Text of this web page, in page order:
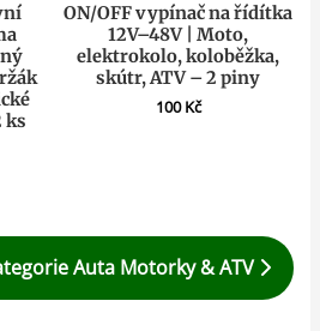
ks
ON/OFF vypínač na řídítka
12V–48V | Moto,
elektrokolo, koloběžka,
skútr, ATV – 2 piny
100Kč
Auta Motorky & ATV